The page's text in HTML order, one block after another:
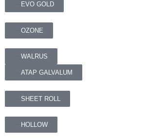
EVO GOLD
OZONE
WALRUS
ATAP GALVALUM
SHEET ROLL
HOLLOW